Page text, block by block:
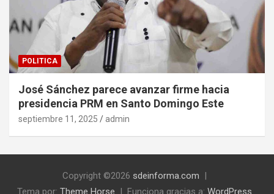
POLITICA
José Sánchez parece avanzar firme hacia
presidencia PRM en Santo Domingo Este
septiembre 11, 2025 admin
Copyright ©2026 sdeinforma.com
Tema por: Theme Horse Funciona gracias a: WordPress